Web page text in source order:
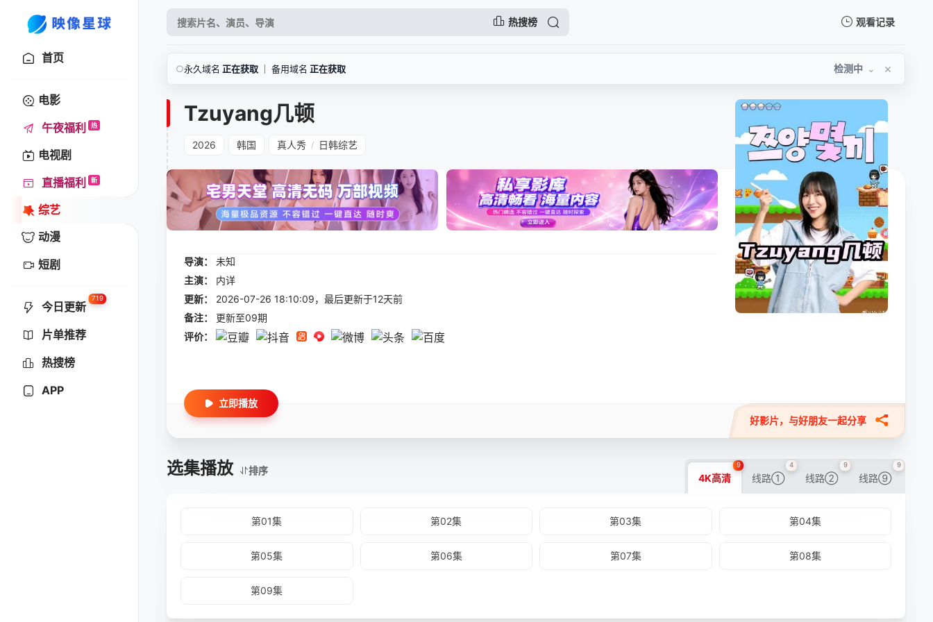
热搜榜 观看记录
暂无观看影片的记录
首页
电影
午夜福利
热
电视剧
直播福利
新
综艺
动漫
短剧
今日更新
719
片单推荐
热搜榜
APP
○永久域名 正在获取 ｜ 备用域名 正在获取 检测中 ⌄ ×
Tzuyang几顿
2026 韩国 真人秀 / 日韩综艺
导演：
未知
主演：
内详
更新：
2026-07-26 18:10:09，最后更新于12天前
备注：
更新至09期
评价：
好影片，与好朋友一起分享
立即播放
选集播放 排序
4K高清
9
线路①
4
线路②
9
线路⑨
9
第01集 第02集 第03集 第04集
第05集 第06集 第07集 第08集
第09集